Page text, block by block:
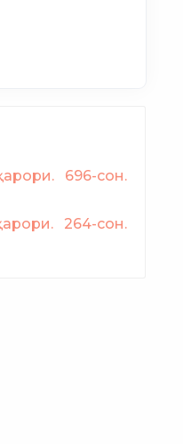
696-сон.
264-сон.